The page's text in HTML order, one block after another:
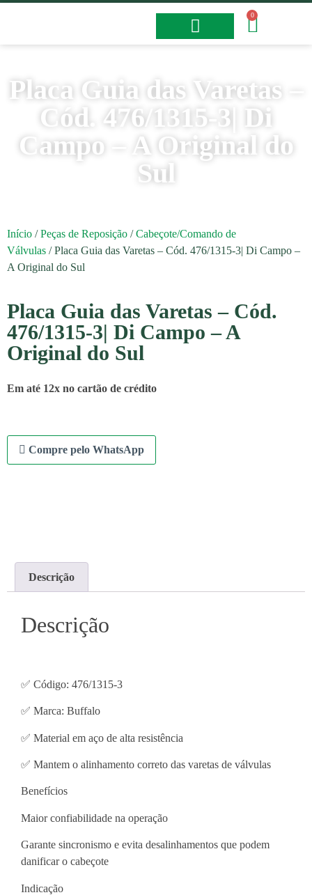
0
Placa Guia das Varetas –
Cód. 476/1315-3| Di
Campo – A Original do
Sul
Início /Peças de Reposição /Cabeçote/Comando de
Válvulas / Placa Guia das Varetas – Cód. 476/1315-3| Di Campo –
A Original do Sul
Placa Guia das Varetas – Cód.
476/1315-3| Di Campo – A
Original do Sul
Em até 12x no cartão de crédito
Compre pelo WhatsApp
Descrição
Descrição
✅ Código: 476/1315-3
✅ Marca: Buffalo
✅ Material em aço de alta resistência
✅ Mantem o alinhamento correto das varetas de válvulas
Benefícios
Maior confiabilidade na operação
Garante sincronismo e evita desalinhamentos que podem
danificar o cabeçote
Indicação